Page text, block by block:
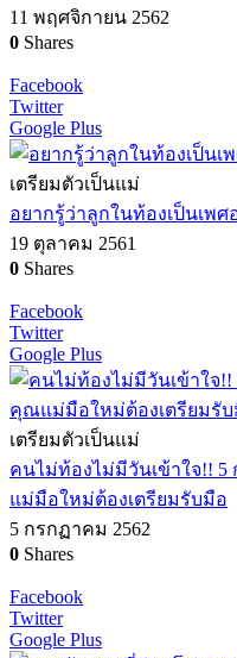
11 พฤศจิกายน 2562
0 Shares
Facebook
Twitter
Google Plus
เตรียมตัวเป็นแม่
อยากรู้ว่าลูกในท้องเป็นเพ
19 ตุลาคม 2561
0 Shares
Facebook
Twitter
Google Plus
เตรียมตัวเป็นแม่
คนไม่ท้องไม่มีวันเข้าใจ!!
แม่มือใหม่ต้องเตรียมรับมือ
5 กรกฏาคม 2562
0 Shares
Facebook
Twitter
Google Plus